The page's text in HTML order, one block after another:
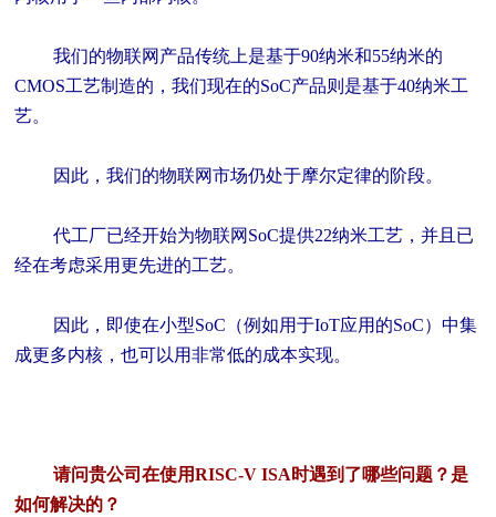
我们的物联网产品传统上是基于90纳米和55纳米的
CMOS工艺制造的，我们现在的SoC产品则是基于40纳米工
艺。
因此，我们的物联网市场仍处于摩尔定律的阶段。
代工厂已经开始为物联网SoC提供22纳米工艺，并且已
经在考虑采用更先进的工艺。
因此，即使在小型SoC（例如用于IoT应用的SoC）中集
成更多内核，也可以用非常低的成本实现。
请问贵公司在使用RISC-V ISA时遇到了哪些问题？是
如何解决的？